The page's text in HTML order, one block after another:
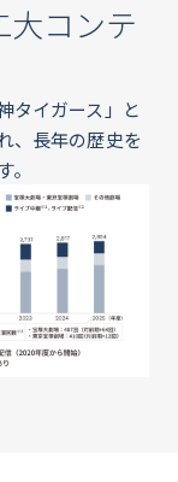
コンテ
タイガース」と
、長年の歴史を